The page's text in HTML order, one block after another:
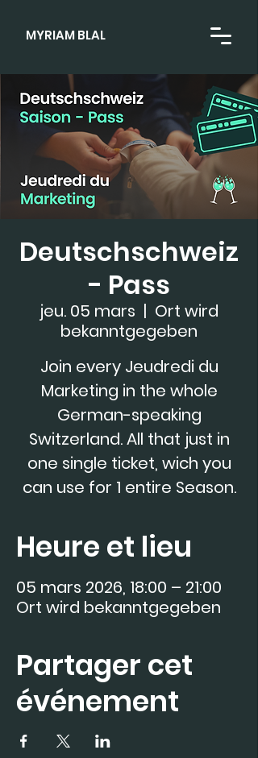
MYRIAM BLAL
Deutschschweiz
- Pass
jeu. 05 mars
  |
Ort wird
bekanntgegeben
Join every Jeudredi du
Marketing in the whole
German-speaking
Switzerland. All that just in
one single ticket, wich you
can use for 1 entire Season.
Heure et lieu
05 mars 2026, 18:00 – 21:00
Ort wird bekanntgegeben
Partager cet
événement